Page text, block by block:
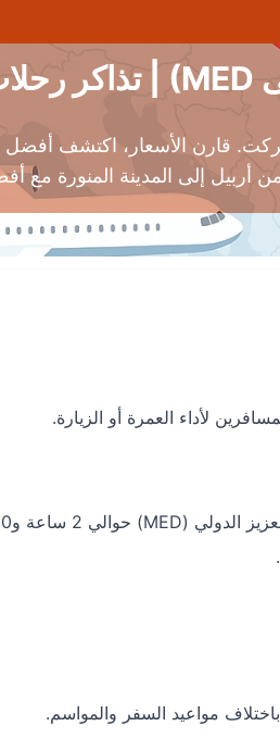
قارن الأسعار، اكتشف
مواعيد السفر والمواسم.